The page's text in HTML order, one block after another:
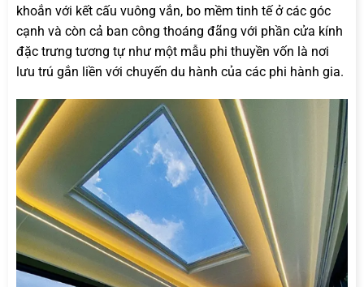
khoắn với kết cấu vuông vắn, bo mềm tinh tế ở các góc
cạnh và còn cả ban công thoáng đãng với phần cửa kính
đặc trưng tương tự như một mẫu phi thuyền vốn là nơi
lưu trú gắn liền với chuyến du hành của các phi hành gia.